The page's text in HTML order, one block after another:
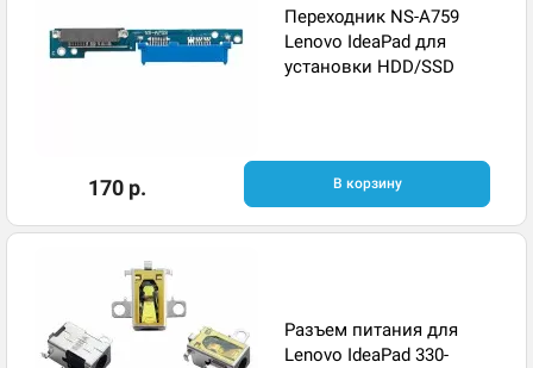
Переходник NS-A759
Lenovo IdeaPad для
установки HDD/SSD
170 р. В корзину
Разъем питания для
Lenovo IdeaPad 330-